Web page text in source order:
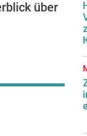
über